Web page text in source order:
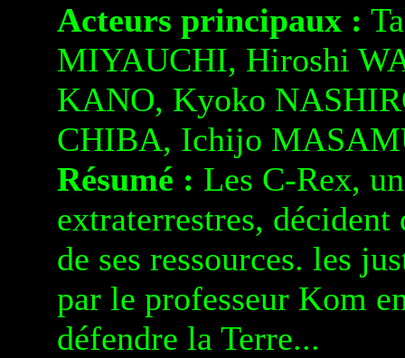
Acteurs principaux :
MIYAUCHI, Hiroshi
KANO, Kyoko
CHIBA, Ichijo
Résumé : Les C-Rex,
extraterrestres,
de ses ressources. les
par le professeur Kom
défendre la Terre...